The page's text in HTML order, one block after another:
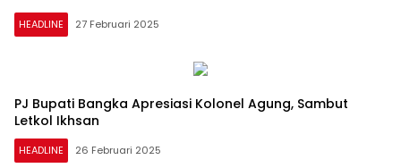
HEADLINE 27 Februari 2025
PJ Bupati Bangka Apresiasi Kolonel Agung, Sambut
Letkol Ikhsan
HEADLINE 26 Februari 2025